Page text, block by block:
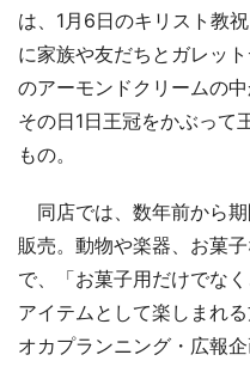
は、1月6日のキリスト教
に家族や友だちとガレッ
のアーモンドクリームの
その日1日王冠をかぶって
もの。
同店では、数年前から
販売。動物や楽器、お菓
で、「お菓子用だけでな
アイテムとして楽しまれ
オカプランニング・広報